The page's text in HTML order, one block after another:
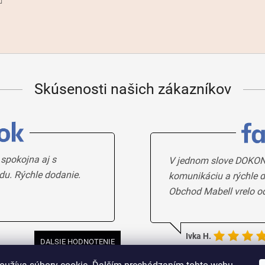
Skúsenosti našich zákazníkov
aj s
Rýchle dodanie.
DALSIE HODNOTENIE
V jednom slove
komunikáciu a rýchle
Obchod Mabell vrelo
Ivka H.